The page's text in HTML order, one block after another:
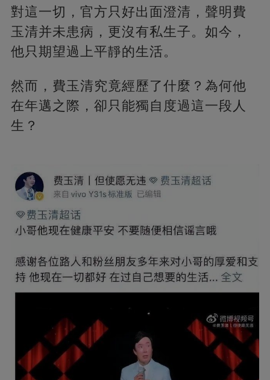
對這一切，官方只好出面澄清，聲明費
玉清并未患病，更沒有私生子。如今，
他只期望過上平靜的生活。
然而，費玉清究竟經歷了什麼？為何他
在年邁之際，卻只能獨自度過這一段人
生？